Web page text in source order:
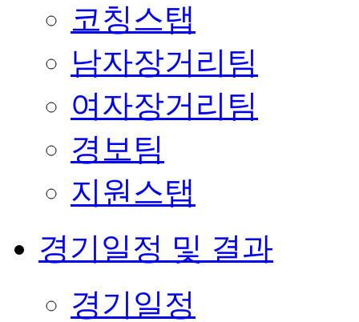
코칭스탭
남자장거리팀
여자장거리팀
경보팀
지원스탭
경기일정 및 결과
경기일정